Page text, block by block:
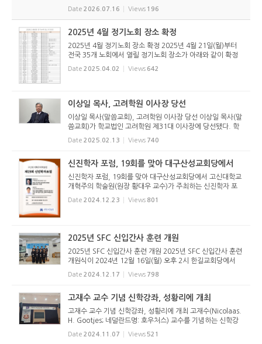
오름교회), 조진호 장로(소망교회), 구본철 장로(남서울교회)
가 등록했다. 당초 김희종 목사(유호교회)도 거론되었으나 최
Date 2026.07.16 Views 196
2025년 4월 정기노회 장소 확정
2025년 4월 정기노회 장소 확정 2025년 4월 21일(월)부터
전국 35개 노회에서 열릴 정기노회 장소가 아래와 같이 확정
되었다. 이번 노회는 총회 총대 선출을 비롯해 목사 임직식, 각
종 청원 건을 다루게 된다. 손현보 목사의 특정 정치인 언급 설
Date 2025.04.02 Views 642
이상일 목사, 고려학원 이사장 당선
이상일 목사(말씀교회), 고려학원 이사장 당선 이상일 목사(말
씀교회)가 학교법인 고려학원 제31대 이사장에 당선됐다. 학
교법인 고려학원이사회(이사장 유연수 목사)는 2025년 2월 1
0일(월) 학교법인 회의실에서 정기이사회를 개최했다. 총회선
Date 2025.02.13 Views 740
신진학자 포럼, 19회를 맞아 대구산성교회당에서
신진학자 포럼, 19회를 맞아 대구산성교회당에서 고신대학교
개혁주의 학술원(원장 황대우 교수)가 주최하는 신진학자 포
럼이 어느덧 19회를 맞아 아래와 같이 2025년 1월 6일(월) 오
후 2시에 대구산성교회당에서 개최된다. 황경철 박사, 김원 박
Date 2024.12.23 Views 801
2025년 SFC 신입간사 훈련 개원
2025년 SFC 신입간사 훈련 개원 2025년 SFC 신입간사 훈련
개원식이 2024년 12월 16일(월) 오후 2시 한길교회당에서
열렸다. 훈련원장 김추현 간사의 사회로 시작된 예배에서 참석
자 전체가 강령과 학신가를 제창했고, 훈련생이 특송한 뒤, 총
Date 2024.12.17 Views 798
고재수 교수 기념 신학강좌, 성황리에 개최
고재수 교수 기념 신학강좌, 성황리에 개최 고재수(Nicolaas.
H. Gootjes; 네덜란드명: 호우처스) 교수를 기념하는 신학강
좌가 2024년 10월 29일(화) 고려신학대학원에서 많은 사람
이 참여한 가운데 열렸다. 고재수 교수는 네덜란드 개혁교회
Date 2024.11.07 Views 521